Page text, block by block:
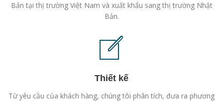
Bản tại thị trường Việt Nam và xuất khẩu sang thị trường Nhật
Bản.
Thiết kế
Từ yêu cầu của khách hàng, chúng tôi phân tích, đưa ra phương